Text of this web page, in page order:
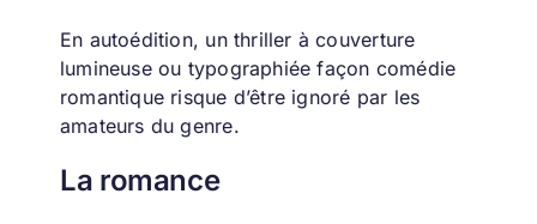
En autoédition, un thriller à couverture
lumineuse ou typographiée façon comédie
romantique risque d’être ignoré par les
amateurs du genre.
La romance